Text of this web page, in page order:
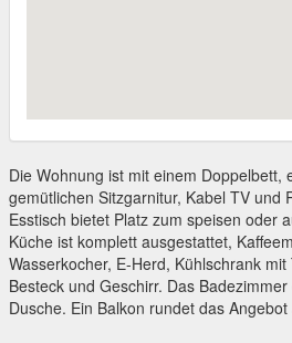
Die Wohnung ist mit einem Doppelbett,
gemütlichen Sitzgarnitur, Kabel TV und
Esstisch bietet Platz zum speisen oder
Küche ist komplett ausgestattet,
Wasserkocher, E-Herd, Kühlschrank
Besteck und Geschirr. Das
Dusche. Ein Balkon rundet das Angebot